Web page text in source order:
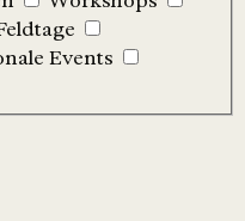
Events